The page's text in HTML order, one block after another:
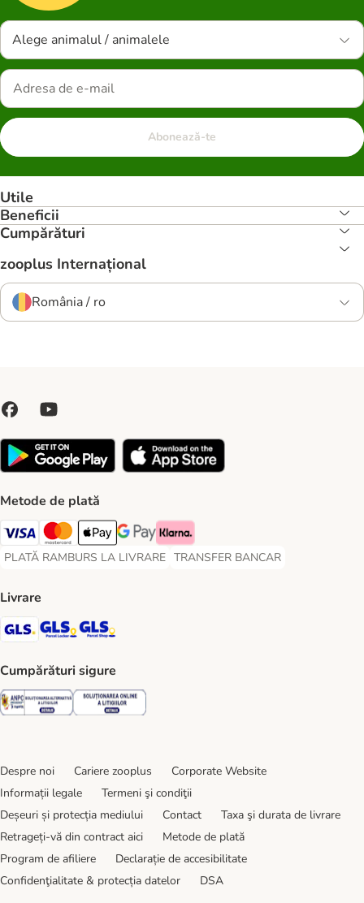
Alege animalul / animalele
Abonează-te
Utile
Beneficii
Cumpărături
zooplus Internațional
România / ro
Metode de plată
Visa Payment Method
Master Card Payment Method
Apple Pay Payment Method
Google Pay Payment Method
Klarna Payment Method
PLATĂ RAMBURS LA LIVRARE
PLATĂ RAMBURS LA LIVRARE Payment Method
TRANSFER BANCAR
TRANSFER BANCAR Payment
Livrare
GLS Shipping Method
GLS Locker Shipping Method
Cumpărături sigure
Security Security
Despre noi Cariere zooplus
Corporate Website
Informații legale
Termeni şi condiţii
Deșeuri și protecția mediului
Contact
Taxa şi durata de livrare
Retrageți-vă din contract aici
Metode de plată
Program de afiliere
Declarație de accesibilitate
Confidenţialitate & protecția datelor
DSA